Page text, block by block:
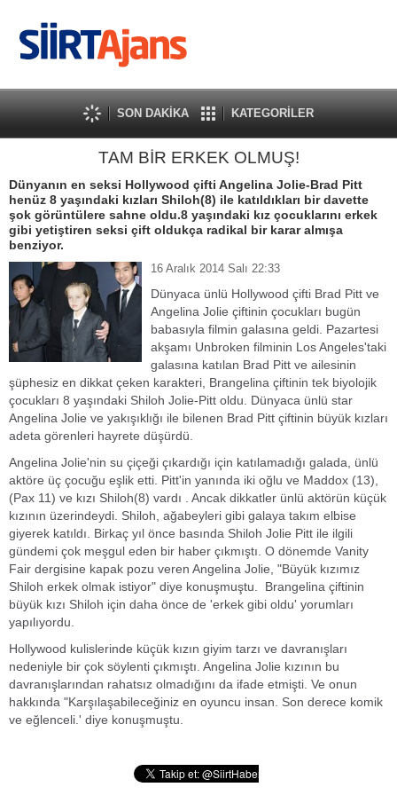
SON DAKİKA KATEGORİLER
TAM BİR ERKEK OLMUŞ!
Dünyanın en seksi Hollywood çifti Angelina Jolie-Brad Pitt
henüz 8 yaşındaki kızları Shiloh(8) ile katıldıkları bir davette
şok görüntülere sahne oldu.8 yaşındaki kız çocuklarını erkek
gibi yetiştiren seksi çift oldukça radikal bir karar almışa
benziyor.
16 Aralık 2014 Salı 22:33
Dünyaca ünlü Hollywood çifti Brad Pitt ve
Angelina Jolie çiftinin çocukları bugün
babasıyla filmin galasına geldi. Pazartesi
akşamı Unbroken filminin Los Angeles'taki
galasına katılan Brad Pitt ve ailesinin
şüphesiz en dikkat çeken karakteri, Brangelina çiftinin tek biyolojik
çocukları 8 yaşındaki Shiloh Jolie-Pitt oldu. Dünyaca ünlü star
Angelina Jolie ve yakışıklığı ile bilenen Brad Pitt çiftinin büyük kızları
adeta görenleri hayrete düşürdü.
Angelina Jolie'nin su çiçeği çıkardığı için katılamadığı galada, ünlü
aktöre üç çocuğu eşlik etti. Pitt'in yanında iki oğlu ve Maddox (13),
(Pax 11) ve kızı Shiloh(8) vardı . Ancak dikkatler ünlü aktörün küçük
kızının üzerindeydi. Shiloh, ağabeyleri gibi galaya takım elbise
giyerek katıldı. Birkaç yıl önce basında Shiloh Jolie Pitt ile ilgili
gündemi çok meşgul eden bir haber çıkmıştı. O dönemde Vanity
Fair dergisine kapak pozu veren Angelina Jolie, "Büyük kızımız
Shiloh erkek olmak istiyor" diye konuşmuştu. Brangelina çiftinin
büyük kızı Shiloh için daha önce de 'erkek gibi oldu' yorumları
yapılıyordu.
Hollywood kulislerinde küçük kızın giyim tarzı ve davranışları
nedeniyle bir çok söylenti çıkmıştı. Angelina Jolie kızının bu
davranışlarından rahatsız olmadığını da ifade etmişti. Ve onun
hakkında "Karşılaşabileceğiniz en oyuncu insan. Son derece komik
ve eğlenceli.' diye konuşmuştu.